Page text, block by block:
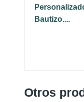
Bautizo....
Otros